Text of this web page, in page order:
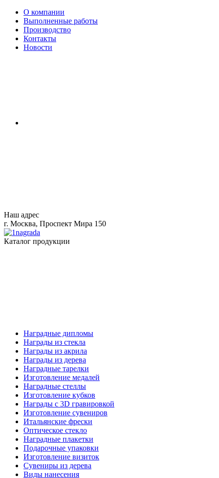
О компании
Выполненные работы
Производство
Контакты
Новости
Наш адрес
г. Москва, Проспект Мира 150
Каталог продукции
Наградные дипломы
Награды из стекла
Награды из акрила
Награды из дерева
Наградные тарелки
Изготовление медалей
Наградные стеллы
Изготовление кубков
Награды с 3D гравировкой
Изготовление сувениров
Итальянские фрески
Оптическое стекло
Наградные плакетки
Подарочные упаковки
Изготовление визиток
Сувениры из дерева
Виды нанесения